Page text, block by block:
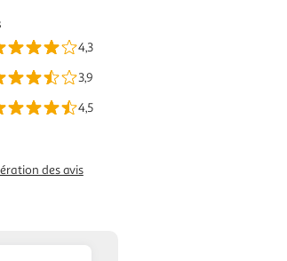
4,3
3,9
4,5
des avis